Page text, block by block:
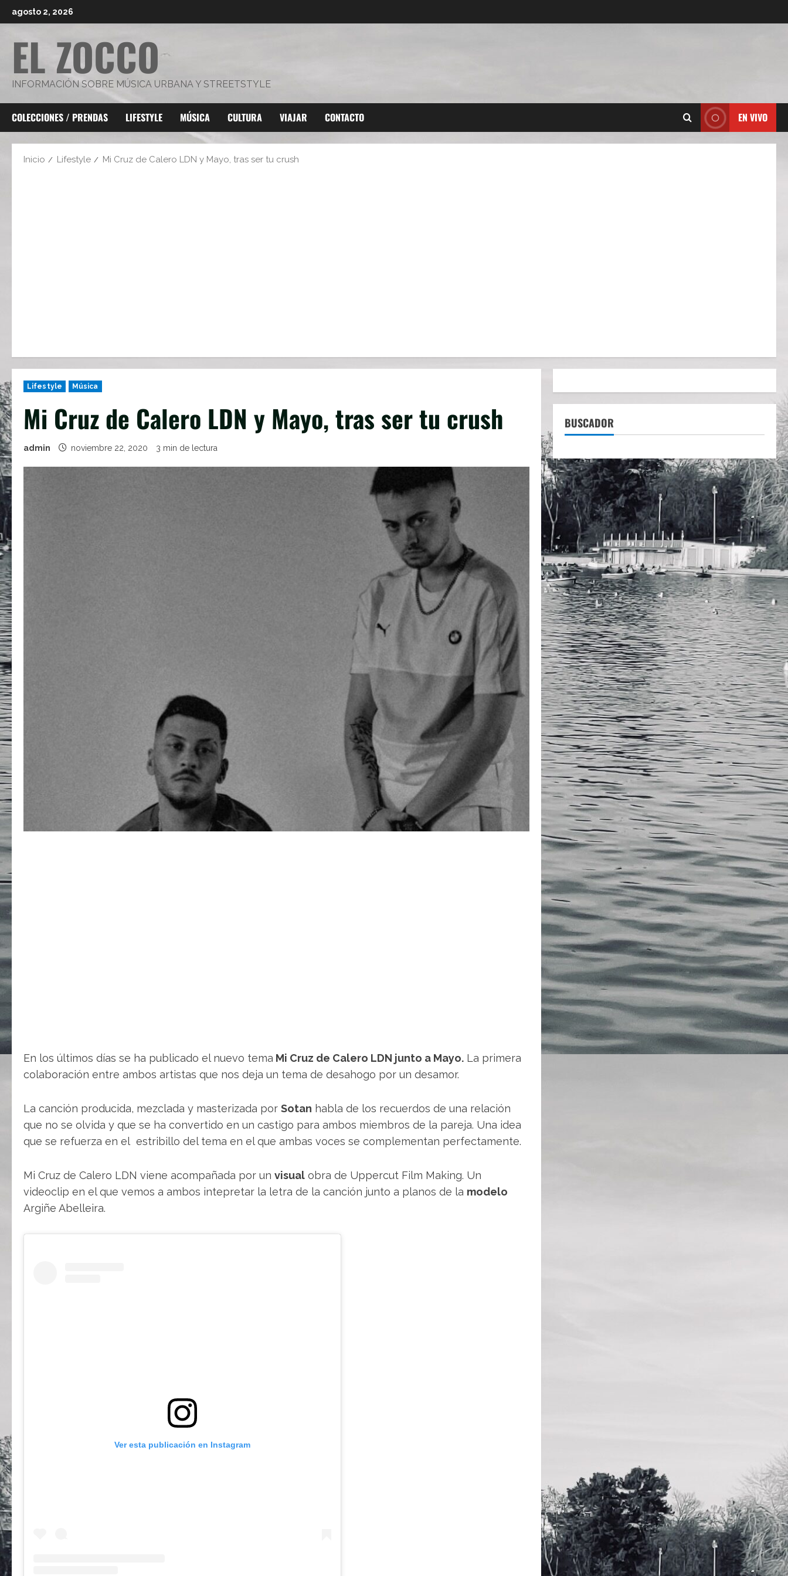
al
agosto 2, 2026
EL ZOCCO
INFORMACIÓN SOBRE MÚSICA URBANA Y STREETSTYLE
COLECCIONES / PRENDAS LIFESTYLE MÚSICA CULTURA VIAJAR CONTACTO EN VIVO
Inicio Lifestyle Mi Cruz de Calero LDN y Mayo, tras ser tu crush
Lifestyle Música
Mi Cruz de Calero LDN y Mayo, tras ser tu crush
admin noviembre 22, 2020 3 min de lectura
En los últimos días se ha publicado el nuevo tema Mi Cruz de Calero LDN junto a Mayo. La primera
colaboración entre ambos artistas que nos deja un tema de desahogo por un desamor.
La canción producida, mezclada y masterizada por Sotan habla de los recuerdos de una relación
que no se olvida y que se ha convertido en un castigo para ambos miembros de la pareja. Una idea
que se refuerza en el estribillo del tema en el que ambas voces se complementan perfectamente.
Mi Cruz de Calero LDN viene acompañada por un visual obra de Uppercut Film Making. Un
videoclip en el que vemos a ambos intepretar la letra de la canción junto a planos de la modelo
Argiñe Abelleira.
Ver esta publicación en Instagram
BUSCADOR